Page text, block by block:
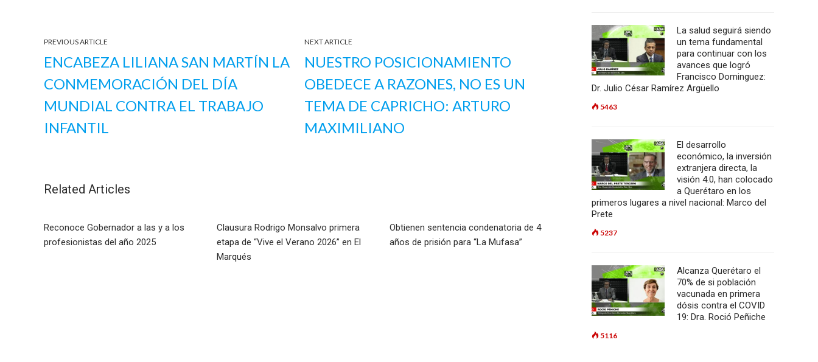
PREVIOUS ARTICLE
ENCABEZA LILIANA SAN MARTÍN LA
CONMEMORACIÓN DEL DÍA
MUNDIAL CONTRA EL TRABAJO
INFANTIL
NEXT ARTICLE
NUESTRO POSICIONAMIENTO
OBEDECE A RAZONES, NO ES UN
TEMA DE CAPRICHO: ARTURO
MAXIMILIANO
Related Articles
Reconoce Gobernador a las y a los
profesionistas del año 2025
Clausura Rodrigo Monsalvo primera
etapa de “Vive el Verano 2026” en El
Marqués
Obtienen sentencia condenatoria de 4
años de prisión para “La Mufasa”
La salud seguirá siendo
un tema fundamental
para continuar con los
avances que logró
Francisco Dominguez:
Dr. Julio César Ramírez Argüello
5463
El desarrollo
económico, la inversión
extranjera directa, la
visión 4.0, han colocado
a Querétaro en los
primeros lugares a nivel nacional: Marco del
Prete
5237
Alcanza Querétaro el
70% de si población
vacunada en primera
dósis contra el COVID
19: Dra. Roció Peñiche
5116